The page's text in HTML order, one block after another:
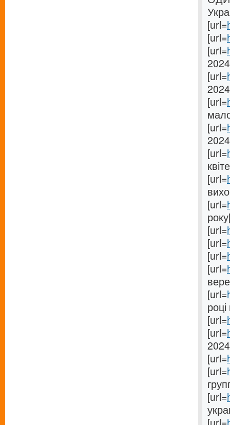
[url=
[url=
[url=
[url=
[url=
[url=
[url=
[url=
[url=
[url=
[url=
[url=
[url=
[url=
[url=
[url=
[url=
[url=
[url=